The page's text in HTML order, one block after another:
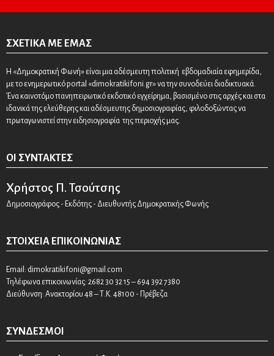
ΣΧΕΤΙΚΆ ΜΕ ΕΜΆΣ
Η «Δημοκρατική Φωνή» είναι μια αδέσμευτη πολιτική εβδομαδιαία εφημερίδα,
με το ενημερωτικό portal «dimokratikifoni.gr» να την συνοδεύει διαδικτυακά.
Ένα καινοτόμο πανηπειρωτικό εκδοτικό εγχείρημα, βασισμένο στις αρχές και στα
ιδανικά της ελεύθερης και αδέσμευτης δημοσιογραφίας, φιλοδοξώντας να
πρωταγωνιστεί στην ειδησιογραφία της περιοχής μας.
ΟΙ ΣΥΝΤΆΚΤΕΣ
Χρήστος Π. Τσούτσης
Δημοσιογράφος - Εκδότης - Διευθυντής Δημοκρατικής Φωνής
ΣΤΟΙΧΕΊΑ ΕΠΙΚΟΙΝΩΝΊΑΣ
Email: dimokratikifoni@gmail.com
Τηλέφωνα επικοινωνίας: 2682 30 32 15 – 694 392 7380
Διεύθυνση: Ανακτορίου 48 – Τ.Κ. 48100 - Πρέβεζα
ΣΎΝΔΕΣΜΟΙ